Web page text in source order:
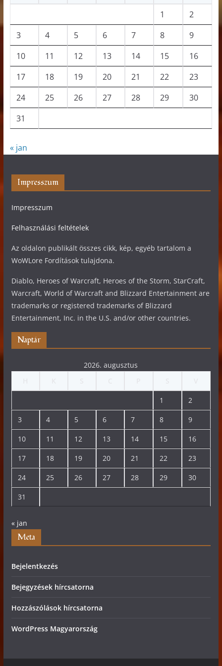
1
2
3
4 5 6 7 8
9
10
11 12 13 14 15
16
17
18 19 20 21 22
23
24
25 26 27 28 29
30
31
« jan
Impresszum
Impresszum
Felhasználási feltételek
Az oldalon publikált összes cikk, kép, egyéb tartalom a
WoWLore Fordítások tulajdona.
Diablo, Heroes of Warcraft, Heroes of the Storm, StarCraft,
Warcraft, World of Warcraft and Blizzard Entertainment are
trademarks or registered trademarks of Blizzard
Entertainment, Inc. in the U.S. and/or other countries.
Naptár
2026. augusztus
1 2
3 4 5 6 7 8 9
10 11 12 13 14 15 16
17 18 19 20 21 22 23
24 25 26 27 28 29 30
31
« jan
Meta
Bejelentkezés
Bejegyzések hírcsatorna
Hozzászólások hírcsatorna
WordPress Magyarország